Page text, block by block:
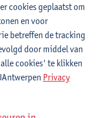
Lippens
cookies geplaatst om
en voor
betreffen de tracking
door middel van
cookies' te klikken
Privacy